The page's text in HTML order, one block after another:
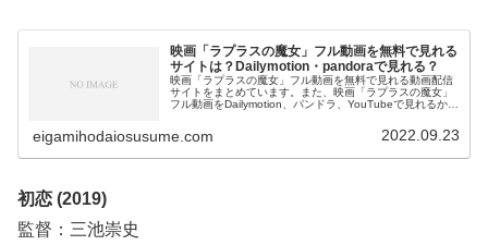
映画「ラプラスの魔女」フル動画を無料で見れる
サイトは？Dailymotion・pandoraで見れる？
映画「ラプラスの魔女」フル動画を無料で見れる動画配信
サイトをまとめています。また、映画「ラプラスの魔女」
フル動画をDailymotion、パンドラ、YouTubeで見れるかも
報・あらすじ・感想についてもお伝えしていますので、動
画配信サービス選びや映画本編を見る前の予備知識として
eigamihodaiosusume.com 2022.09.23
初恋 (2019)
監督：三池崇史